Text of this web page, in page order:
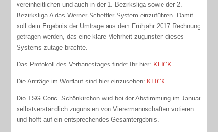
vereinheitlichen und auch in der 1. Bezirksliga sowie der 2.
Bezirksliga A das Werner-Scheffler-System einzuführen. Damit
soll dem Ergebnis der Umfrage aus dem Frühjahr 2017 Rechnung
getragen werden, das eine klare Mehrheit zugunsten dieses
Systems zutage brachte.
Das Protokoll des Verbandstages findet Ihr hier: KLICK
Die Anträge im Wortlaut sind hier einzusehen: KLICK
Die TSG Conc. Schönkirchen wird bei der Abstimmung im Januar
selbstverständlich zugunsten von Vierermannschaften votieren
und hofft auf ein entsprechendes Gesamtergebnis.